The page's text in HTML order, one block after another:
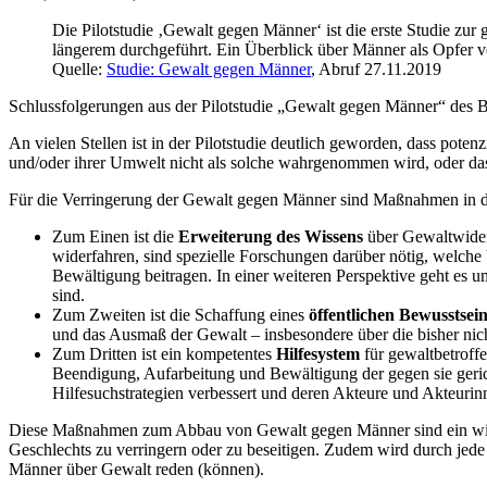
Die Pilotstudie ‚Gewalt gegen Männer‘ ist die erste Studie
längerem durchgeführt. Ein Überblick über Männer als Opfer
Quelle: Studie: Gewalt gegen Männer, Abruf 27.11.2019
Schlussfolgerungen aus der Pilotstudie „Gewalt gegen Männer“ des
An vielen Stellen ist in der Pilotstudie deutlich geworden, dass
und/oder ihrer Umwelt nicht als solche wahrgenommen wird, oder
Für die Verringerung der Gewalt gegen Männer sind Maßnahmen in
Zum Einen ist die Erweiterung des Wissens über
widerfahren, sind spezielle Forschungen darüber nötig,
Bewältigung beitragen. In einer weiteren Perspektive geht es
sind.
Zum Zweiten ist die Schaffung eines öffentlichen
und das Ausmaß der Gewalt – insbesondere über die bisher
Zum Dritten ist ein kompetentes Hilfesystem für
Beendigung, Aufarbeitung und Bewältigung der gegen sie
Hilfesuchstrategien verbessert und deren Akteure und
Diese Maßnahmen zum Abbau von Gewalt gegen Männer sind ein
Geschlechts zu verringern oder zu beseitigen. Zudem wird durch
Männer über Gewalt reden (können).